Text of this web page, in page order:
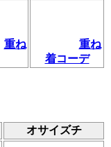
重ね
重ね
着コーデ
オサイズチ